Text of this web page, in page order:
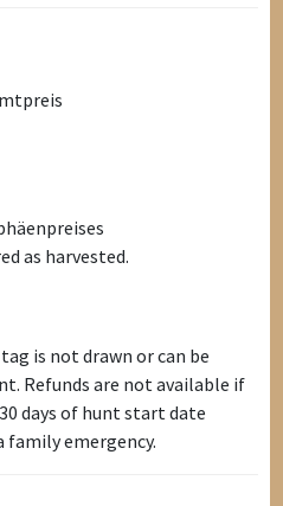
as harvested.
is not drawn or can be
Refunds are not available if
days of hunt start date
emergency.